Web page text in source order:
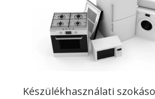
Készülékhasználati